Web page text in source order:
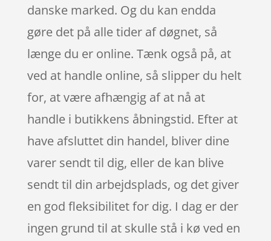
danske marked. Og du kan endda
gøre det på alle tider af døgnet, så
længe du er online. Tænk også på, at
ved at handle online, så slipper du helt
for, at være afhængig af at nå at
handle i butikkens åbningstid. Efter at
have afsluttet din handel, bliver dine
varer sendt til dig, eller de kan blive
sendt til din arbejdsplads, og det giver
en god fleksibilitet for dig. I dag er der
ingen grund til at skulle stå i kø ved en